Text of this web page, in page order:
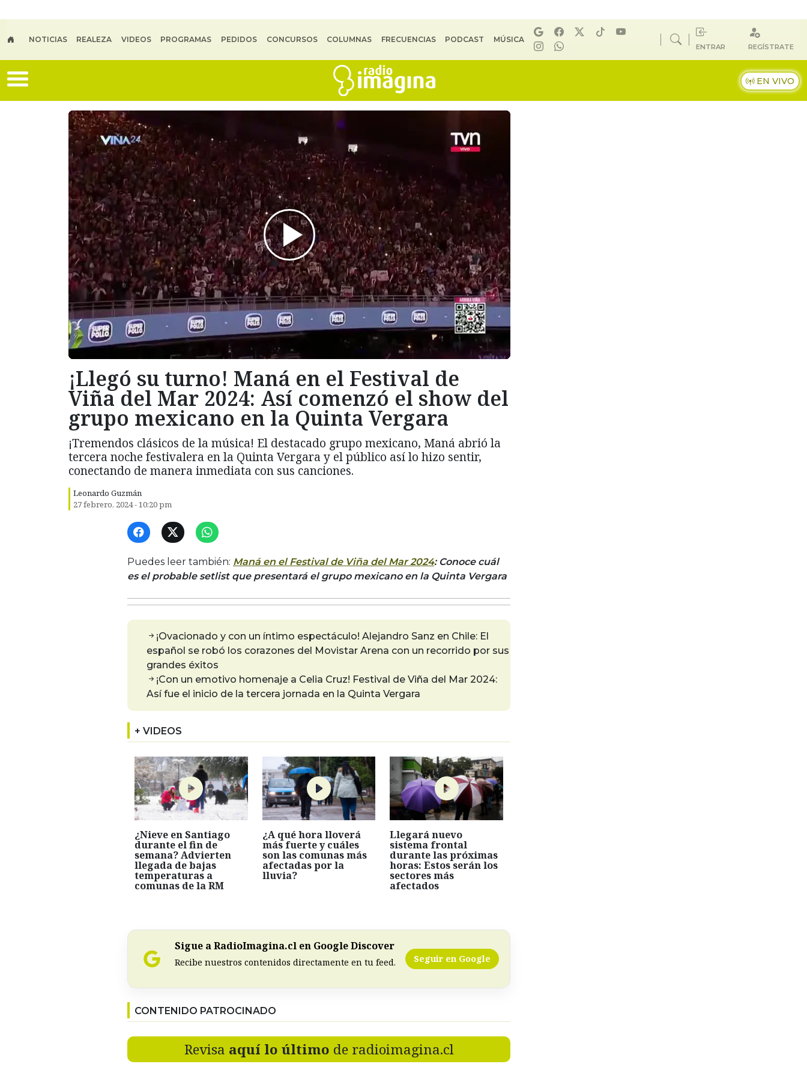
NOTICIAS REALEZA VIDEOS PROGRAMAS PEDIDOS CONCURSOS COLUMNAS FRECUENCIAS PODCAST MÚSICA
ENTRAR REGÍSTRATE
EN VIVO
¡Llegó su turno! Maná en el Festival de
Viña del Mar 2024: Así comenzó el show del
grupo mexicano en la Quinta Vergara
¡Tremendos clásicos de la música! El destacado grupo mexicano, Maná abrió la
tercera noche festivalera en la Quinta Vergara y el público así lo hizo sentir,
conectando de manera inmediata con sus canciones.
Leonardo Guzmán
27 febrero, 2024 - 10:20 pm
Puedes leer también: Maná en el Festival de Viña del Mar 2024: Conoce cuál
es el probable setlist que presentará el grupo mexicano en la Quinta Vergara
¡Ovacionado y con un íntimo espectáculo! Alejandro Sanz en Chile: El
español se robó los corazones del Movistar Arena con un recorrido por sus
grandes éxitos
¡Con un emotivo homenaje a Celia Cruz! Festival de Viña del Mar 2024:
Así fue el inicio de la tercera jornada en la Quinta Vergara
+ VIDEOS
¿Nieve en Santiago
durante el fin de
semana? Advierten
llegada de bajas
temperaturas a
comunas de la RM
¿A qué hora lloverá
más fuerte y cuáles
son las comunas más
afectadas por la
lluvia?
Llegará nuevo
sistema frontal
durante las próximas
horas: Estos serán los
sectores más
afectados
Sigue a RadioImagina.cl en Google Discover
Recibe nuestros contenidos directamente en tu feed. Seguir en Google
CONTENIDO PATROCINADO
Revisa aquí lo último de radioimagina.cl